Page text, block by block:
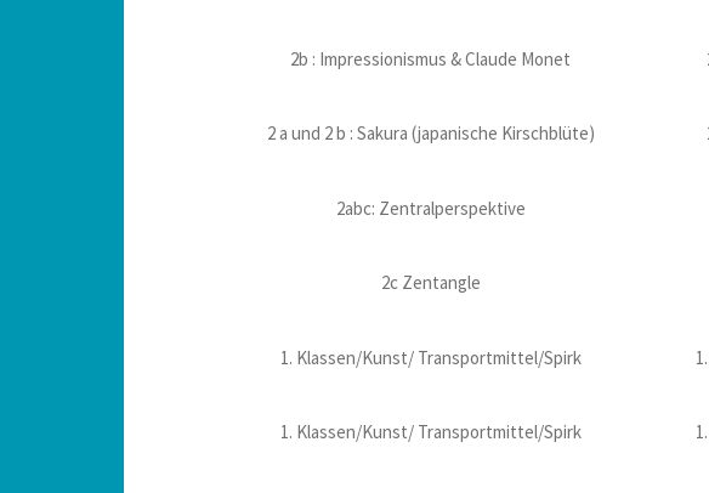
2b : Impressionismus & Claude Monet
2 a und 2 b : Sakura (japanische Kirschblüte)
2abc: Zentralperspektive
2c Zentangle
1. Klassen/Kunst/ Transportmittel/Spirk
1. Klassen/Kunst/ Transportmittel/Spirk